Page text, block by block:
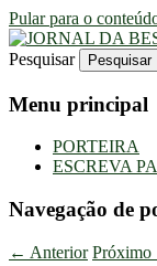
Pular para o
JORNAL
Uma Gazeta
Pesquisar
Menu principal
PORTEIRA
ESCREVA
Navegação de
← Anterior Próximo